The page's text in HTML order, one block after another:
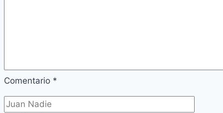
Comentario *